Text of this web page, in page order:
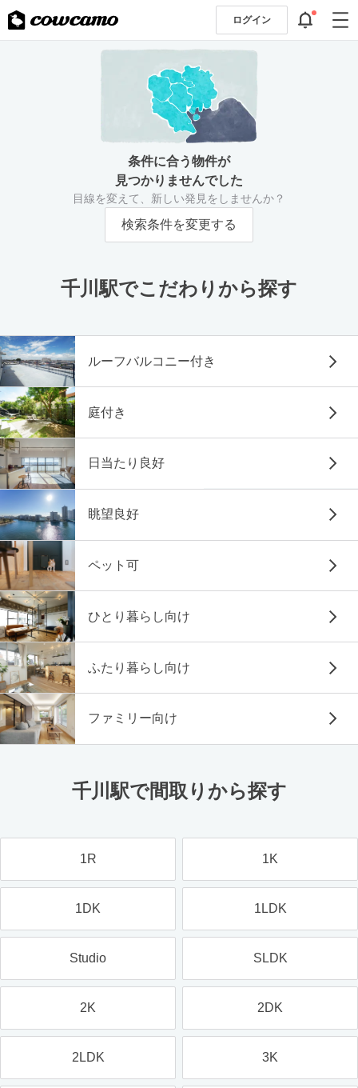
ログイン
条件に合う物件が
見つかりませんでした
目線を変えて、新しい発見をしませんか？
検索条件を変更する
千川駅でこだわりから探す
ルーフバルコニー付き
庭付き
日当たり良好
眺望良好
ペット可
ひとり暮らし向け
ふたり暮らし向け
ファミリー向け
千川駅で間取りから探す
1R 1K
1DK 1LDK
Studio SLDK
2K 2DK
2LDK 3K